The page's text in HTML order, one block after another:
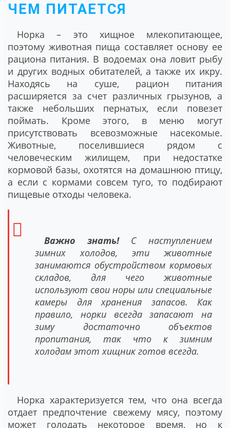
ЧЕМ ПИТАЕТСЯ
Норка – это хищное млекопитающее,
поэтому животная пища составляет основу ее
рациона питания. В водоемах она ловит рыбу
и других водных обитателей, а также их икру.
Находясь на суше, рацион питания
расширяется за счет различных грызунов, а
также небольших пернатых, если повезет
поймать. Кроме этого, в меню могут
присутствовать всевозможные насекомые.
Животные, поселившиеся рядом с
человеческим жилищем, при недостатке
кормовой базы, охотятся на домашнюю птицу,
а если с кормами совсем туго, то подбирают
пищевые отходы человека.
Важно знать!С наступлением
зимних холодов, эти животные
занимаются обустройством кормовых
складов, для чего животные
используют свои норы или специальные
камеры для хранения запасов. Как
правило, норки всегда запасают на
зиму достаточно объектов
пропитания, так что к зимним
холодам этот хищник готов всегда.
Норка характеризуется тем, что она всегда
отдает предпочтение свежему мясу, поэтому
может голодать некоторое время, но к